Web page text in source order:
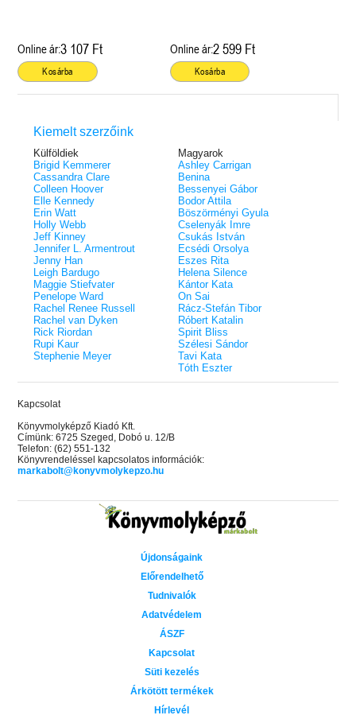
Online ár:3 107 Ft
Kosárba
Online ár:2 599 Ft
Kosárba
Kiemelt szerzőink
Külföldiek
Brigid Kemmerer
Cassandra Clare
Colleen Hoover
Elle Kennedy
Erin Watt
Holly Webb
Jeff Kinney
Jennifer L. Armentrout
Jenny Han
Leigh Bardugo
Maggie Stiefvater
Penelope Ward
Rachel Renee Russell
Rachel van Dyken
Rick Riordan
Rupi Kaur
Stephenie Meyer
Magyarok
Ashley Carrigan
Benina
Bessenyei Gábor
Bodor Attila
Böszörményi Gyula
Cselenyák Imre
Csukás István
Ecsédi Orsolya
Eszes Rita
Helena Silence
Kántor Kata
On Sai
Rácz-Stefán Tibor
Róbert Katalin
Spirit Bliss
Szélesi Sándor
Tavi Kata
Tóth Eszter
Kapcsolat
Könyvmolyképző Kiadó Kft.
Címünk: 6725 Szeged, Dobó u. 12/B
Telefon: (62) 551-132
Könyvrendeléssel kapcsolatos információk:
markabolt@konyvmolykepzo.hu
Újdonságaink
Előrendelhető
Tudnivalók
Adatvédelem
ÁSZF
Kapcsolat
Süti kezelés
Árkötött termékek
Hírlevél